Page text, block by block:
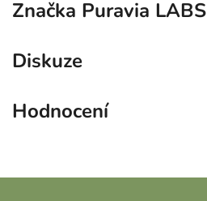
Značka Puravia LABS
Diskuze
Hodnocení